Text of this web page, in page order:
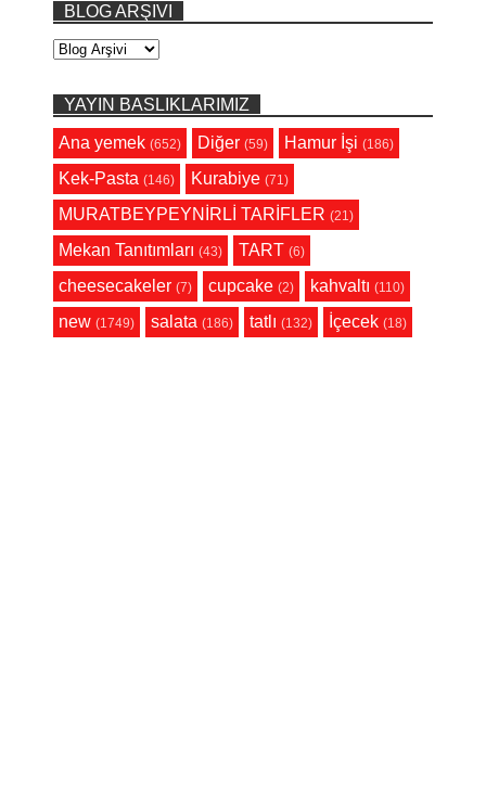
BLOG ARŞIVI
YAYIN BASLIKLARIMIZ
Ana yemek (652) Diğer (59) Hamur İşi (186)
Kek-Pasta (146) Kurabiye (71)
MURATBEYPEYNİRLİ TARİFLER (21)
Mekan Tanıtımları (43) TART (6)
cheesecakeler (7) cupcake (2) kahvaltı (110)
new (1749) salata (186) tatlı (132) İçecek (18)